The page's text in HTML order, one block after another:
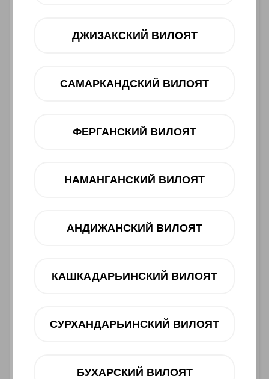
Smartfon
1 790 000 UZS
12 oy dan 207 000 UZS
ДЖИЗАКСКИЙ ВИЛОЯТ
САМАРКАНДСКИЙ ВИЛОЯТ
ФЕРГАНСКИЙ ВИЛОЯТ
НАМАНГАНСКИЙ ВИЛОЯТ
АНДИЖАНСКИЙ ВИЛОЯТ
КАШКАДАРЬИНСКИЙ ВИЛОЯТ
СУРХАНДАРЬИНСКИЙ ВИЛОЯТ
БУХАРСКИЙ ВИЛОЯТ